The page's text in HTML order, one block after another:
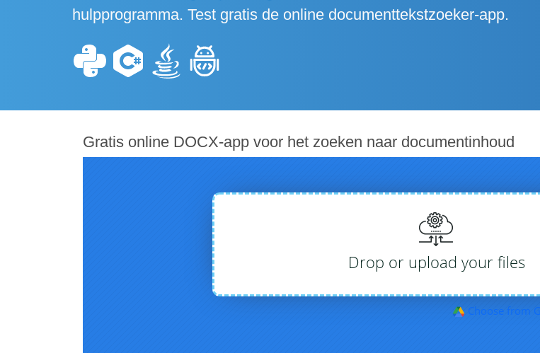
hulpprogramma. Test gratis de online documenttekstzoeker-app.
Gratis online DOCX-app voor het zoeken naar documentinhoud